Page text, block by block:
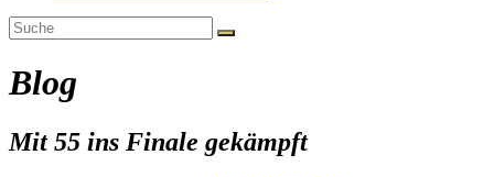
Blog
Mit 55 ins Finale gekämpft